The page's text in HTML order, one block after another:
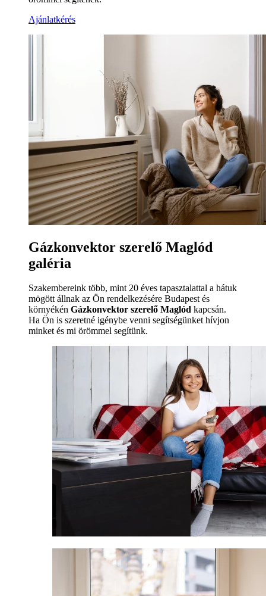
Ajánlatkérés
Gázkonvektor szerelő Maglód
galéria
Szakembereink több, mint 20 éves tapasztalattal a hátuk
mögött állnak az Ön rendelkezésére Budapest és
környékén Gázkonvektor szerelő Maglód kapcsán.
Ha Ön is szeretné igénybe venni segítségünket hívjon
minket és mi örömmel segítünk.